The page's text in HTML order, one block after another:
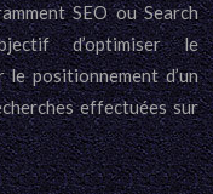
SEO ou Search
d’optimiser le
le positionnement d’un
effectuées sur